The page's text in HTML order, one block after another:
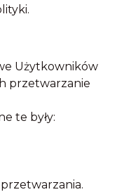
Użytkowników
przetwarzanie
te były: